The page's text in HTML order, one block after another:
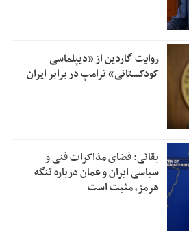
روایت گاردین از «دیپلماسی
کودکستانی» ترامپ در برابر ایران
بقائی: فضای مذاکرات فنی و
سیاسی ایران و عمان درباره تنگه
هرمز، مثبت است